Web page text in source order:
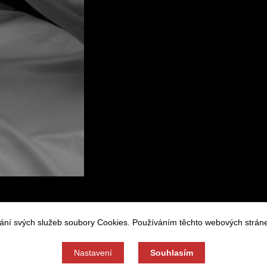
údajů a zasíláním
Zásady
svých služeb soubory Cookies. Používáním těchto webových
Nastavení Souhlasím